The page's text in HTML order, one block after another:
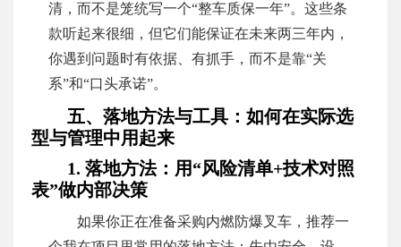
清，而不是笼统写一个“整车质保一年”。这些条
款听起来很细，但它们能保证在未来两三年内，
你遇到问题时有依据、有抓手，而不是靠“关
系”和“口头承诺”。
五、落地方法与工具：如何在实际选
型与管理中用起来
1. 落地方法：用“风险清单+技术对照
表”做内部决策
如果你正在准备采购内燃防爆叉车，推荐一